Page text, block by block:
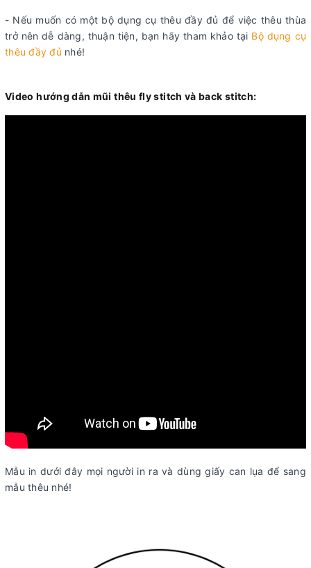
- Nếu muốn có một bộ dụng cụ thêu đầy đủ để việc thêu thùa
trở nên dễ dàng, thuận tiện, bạn hãy tham khảo tại Bộ dụng cụ
thêu đầy đủ nhé!
Video hướng dẫn mũi thêu fly stitch và back stitch:
Mẫu in dưới đây mọi người in ra và dùng giấy can lụa để sang
mẫu thêu nhé!